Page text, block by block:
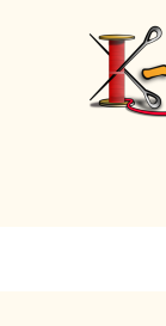
Hauptnavigation
Seitenspalte